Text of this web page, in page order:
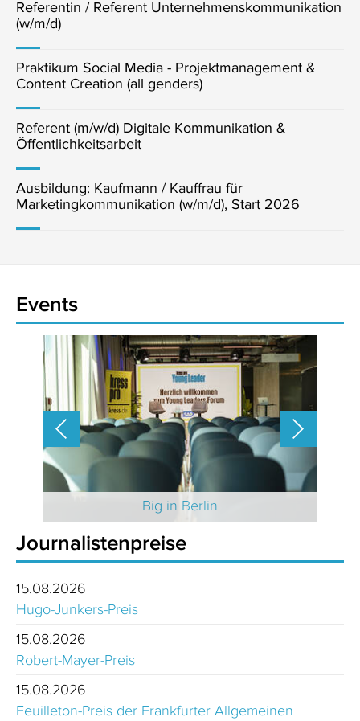
Referentin / Referent Unternehmenskommunikation
(w/m/d)
Praktikum Social Media - Projektmanagement &
Content Creation (all genders)
Referent (m/w/d) Digitale Kommunikation &
Öffentlichkeitsarbeit
Ausbildung: Kaufmann / Kauffrau für
Marketingkommunikation (w/m/d), Start 2026
Events
Big in Berlin
Journalistenpreise
15.08.2026
Hugo-Junkers-Preis
15.08.2026
Robert-Mayer-Preis
15.08.2026
Feuilleton-Preis der Frankfurter Allgemeinen